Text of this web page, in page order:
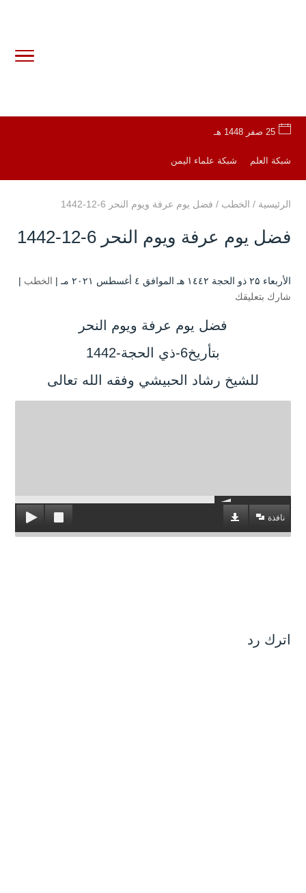
25 صفر 1448 هـ
شبكة العلم شبكة علماء اليمن
الرئيسية / الخطب / فضل يوم عرفة ويوم النحر 6-12-1442
فضل يوم عرفة ويوم النحر 6-12-1442
الأربعاء ۲۵ ذو الحجة ۱٤٤۲ هـ الموافق ٤ أغسطس ۲۰۲۱ مـ | الخطب |
شارك بتعليقك
فضل يوم عرفة ويوم النحر
بتأريخ6-ذي الحجة-1442
للشيخ رشاد الحبيشي وفقه الله تعالى
نافذة
اترك رد